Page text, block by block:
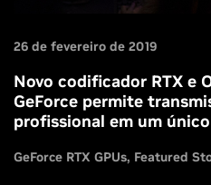
26 de fevereiro de 2019
Novo codificador RTX e
GeForce permite
profissional em um
GeForce RTX GPUs Featured